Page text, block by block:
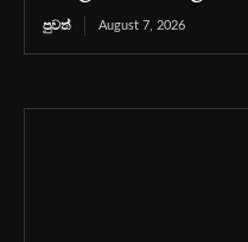
පුවත් August 7, 2026